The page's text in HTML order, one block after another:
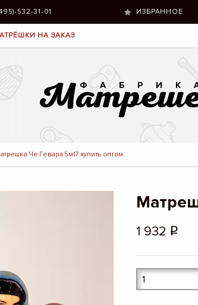
532-31-01 ИЗБРАННОЕ
НА ЗАКАЗ
Че Гевара 5м17 купить оптом
1 932 q